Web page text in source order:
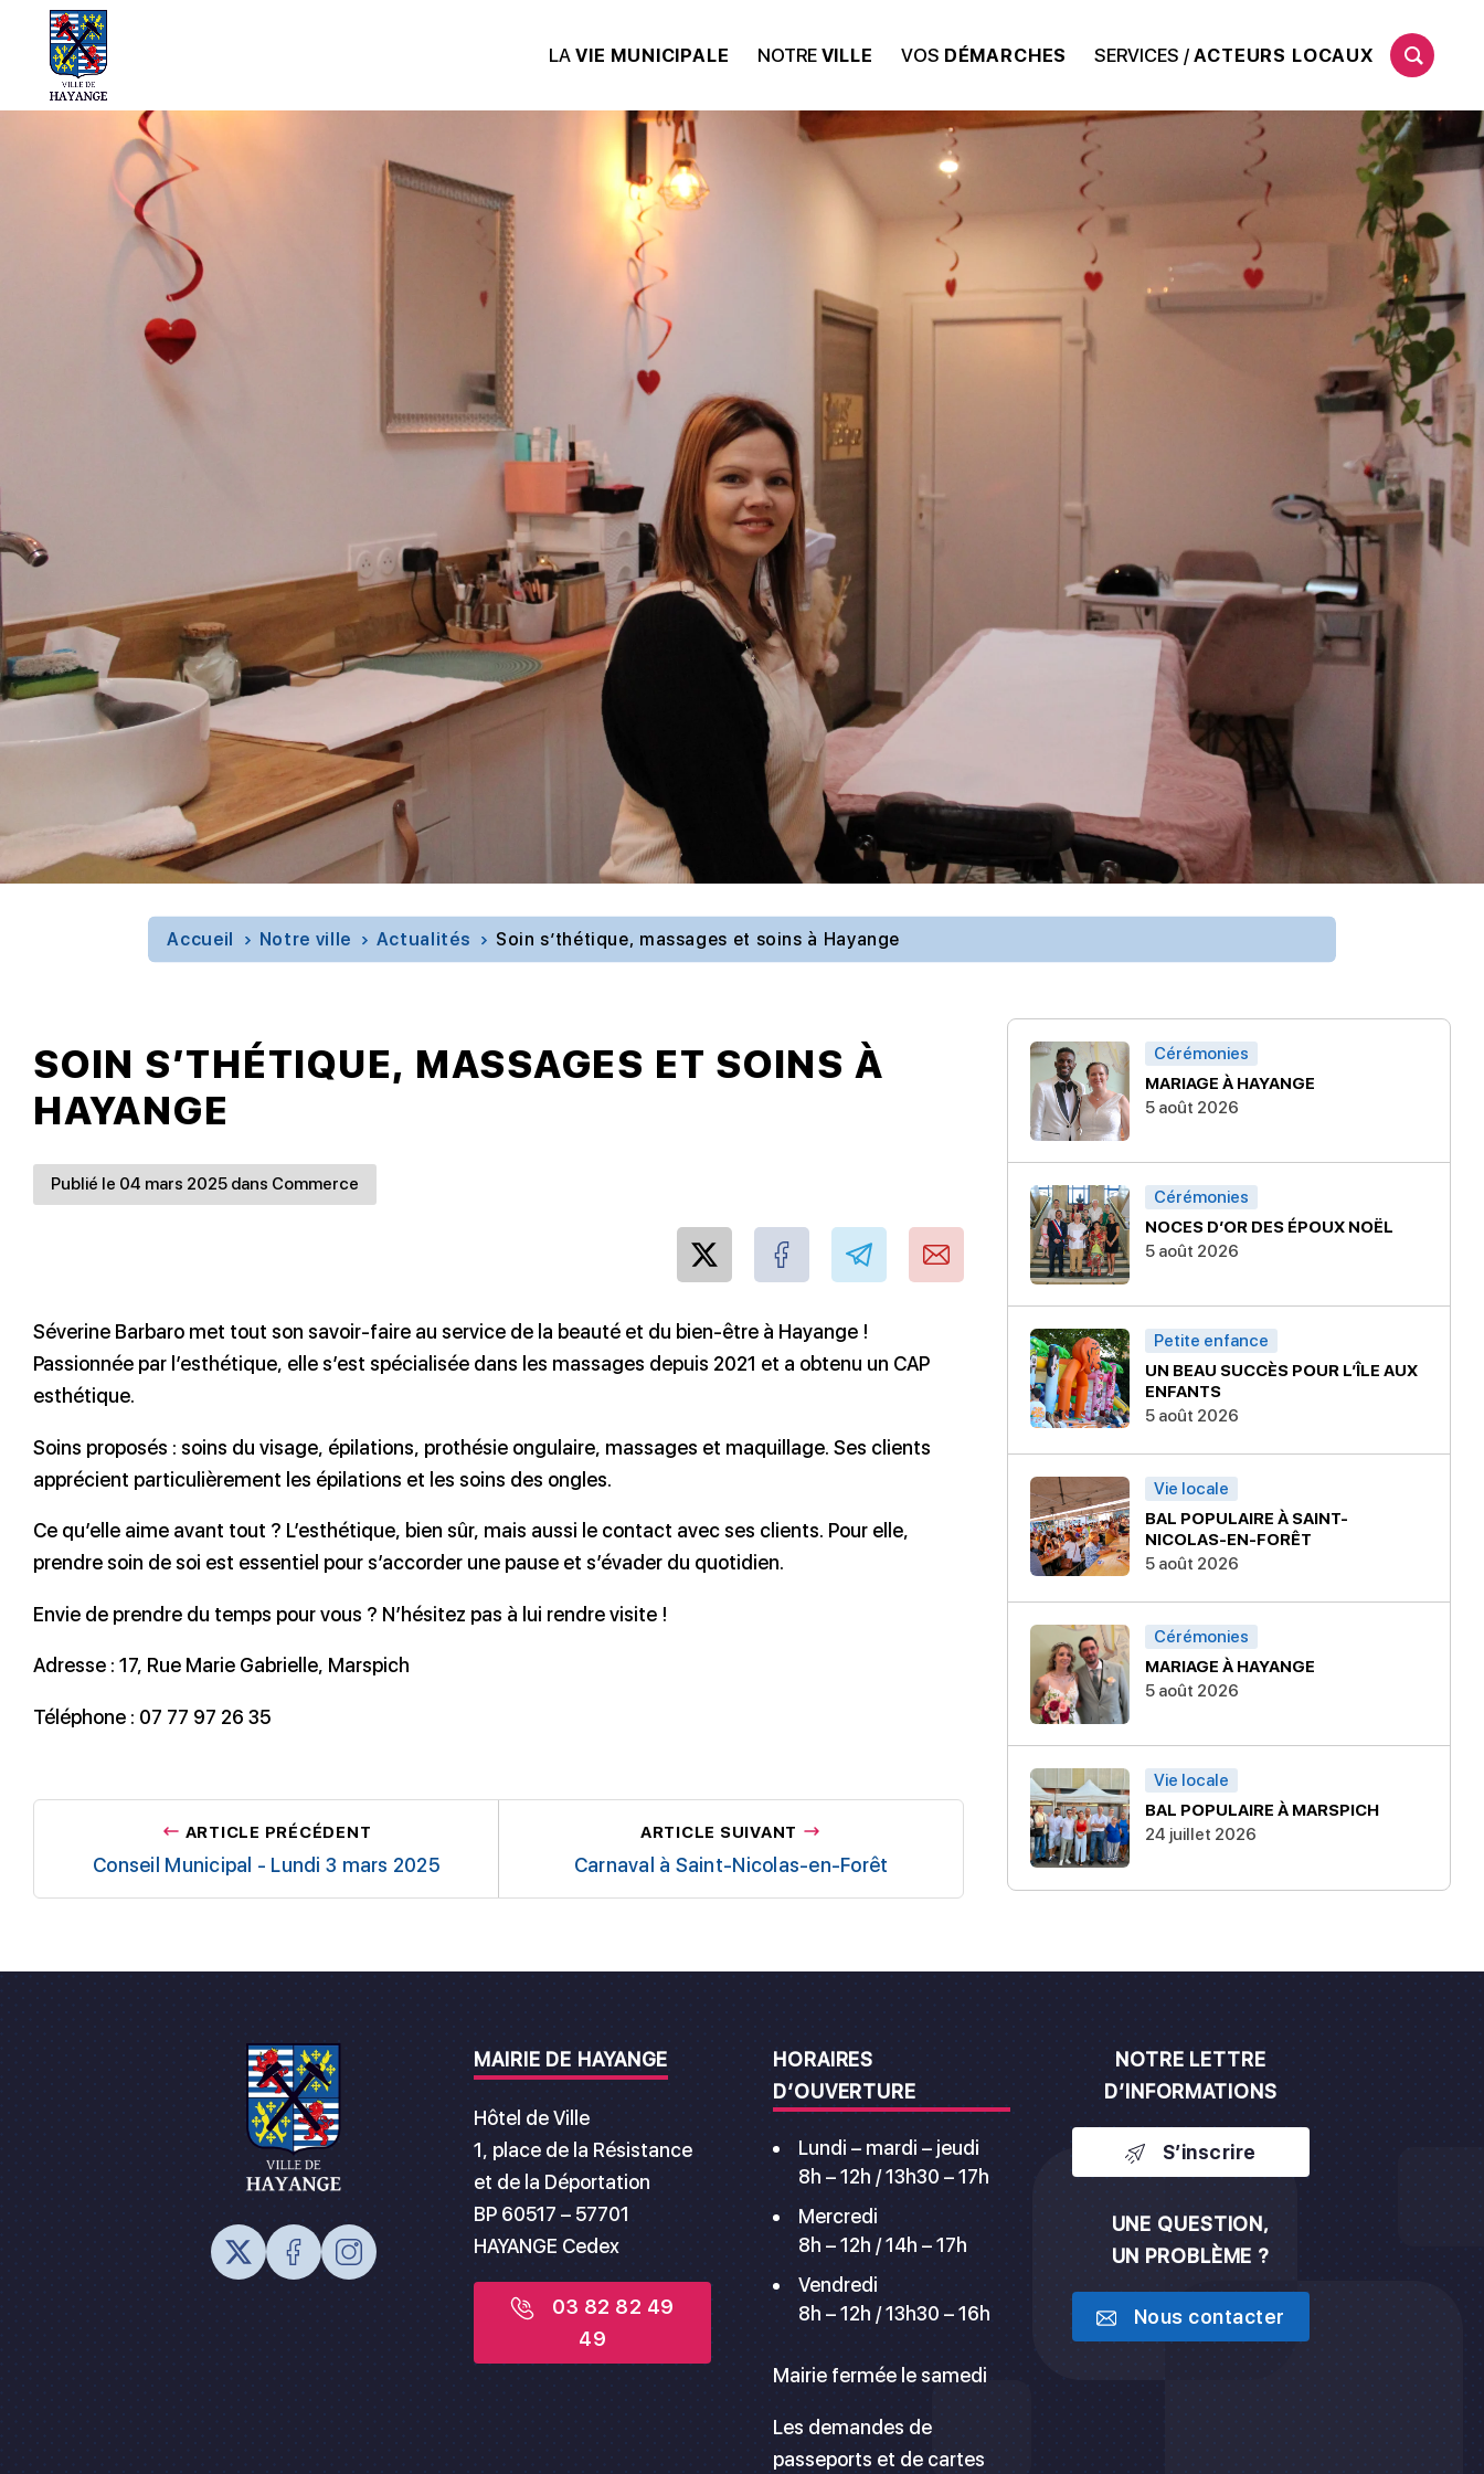
LA VIE MUNICIPALE NOTRE VILLE VOS DÉMARCHES SERVICES /ACTEURS LOCAUX
Accueil Notre ville Actualités Soin s’thétique, massages et soins à Hayange
SOIN S’THÉTIQUE, MASSAGES ET SOINS À
HAYANGE
Publié le 04 mars 2025 dans Commerce
Séverine Barbaro met tout son savoir-faire au service de la beauté et du bien-être à Hayange !
Passionnée par l’esthétique, elle s’est spécialisée dans les massages depuis 2021 et a obtenu un CAP
esthétique.
Soins proposés : soins du visage, épilations, prothésie ongulaire, massages et maquillage. Ses clients
apprécient particulièrement les épilations et les soins des ongles.
Ce qu’elle aime avant tout ? L’esthétique, bien sûr, mais aussi le contact avec ses clients. Pour elle,
prendre soin de soi est essentiel pour s’accorder une pause et s’évader du quotidien.
Envie de prendre du temps pour vous ? N’hésitez pas à lui rendre visite !
Adresse : 17, Rue Marie Gabrielle, Marspich
Téléphone : 07 77 97 26 35
ARTICLE PRÉCÉDENT
Conseil Municipal - Lundi 3 mars 2025
ARTICLE SUIVANT
Carnaval à Saint-Nicolas-en-Forêt
Cérémonies
MARIAGE À HAYANGE
5 août 2026
Cérémonies
NOCES D’OR DES ÉPOUX NOËL
5 août 2026
Petite enfance
UN BEAU SUCCÈS POUR L’ÎLE AUX
ENFANTS
5 août 2026
Vie locale
BAL POPULAIRE À SAINT-
NICOLAS-EN-FORÊT
5 août 2026
Cérémonies
MARIAGE À HAYANGE
5 août 2026
Vie locale
BAL POPULAIRE À MARSPICH
24 juillet 2026
MAIRIE DE HAYANGE
Hôtel de Ville
1, place de la Résistance
et de la Déportation
BP 60517 – 57701
HAYANGE Cedex
03 82 82 49
49
HORAIRES
D’OUVERTURE
Lundi – mardi – jeudi
8h – 12h / 13h30 – 17h
Mercredi
8h – 12h / 14h – 17h
Vendredi
8h – 12h / 13h30 – 16h
Mairie fermée le samedi
Les demandes de
passeports et de cartes
NOTRE LETTRE
D’INFORMATIONS
S’inscrire
UNE QUESTION,
UN PROBLÈME ?
Nous contacter